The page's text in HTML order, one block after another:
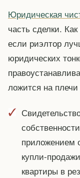
Юридическая
часть сделки.
если риэлтор
юридических
ложится на
приложением
купли-
квартиры в